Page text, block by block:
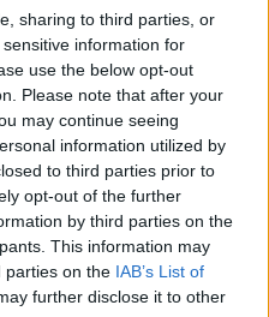
sharing to third parties, or
information for
use the below opt-out
Please note that after your
may continue seeing
information utilized by
to third parties prior to
opt-out of the further
by third parties on the
This information may
parties on the IAB’s List of
further disclose it to other
2007. Lapuerta
no sabe
que sí asegura es
a la caja B del
y ex senador del
para contar toda la
en las que se
del PP como
Comunidad de
finalistas de